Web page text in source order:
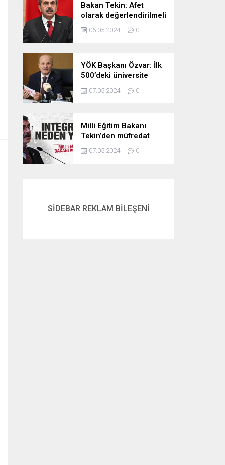
Bakan Tekin: Afet
olarak değerlendirilmeli
06.05.2024 0
YÖK Başkanı Özvar: İlk
500’deki üniversite
sayımızı 10’a çıkarmayı
hedefliyoruz
07.05.2024 0
Milli Eğitim Bakanı
Tekin’den müfredat
açıklaması! İntegral
neden yok? İşte
07.05.2024 0
SİDEBAR REKLAM BİLEŞENİ